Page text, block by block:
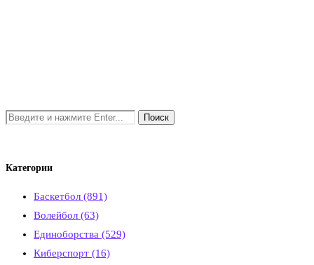
Категории
Баскетбол (891)
Волейбол (63)
Единоборства (529)
Киберспорт (16)